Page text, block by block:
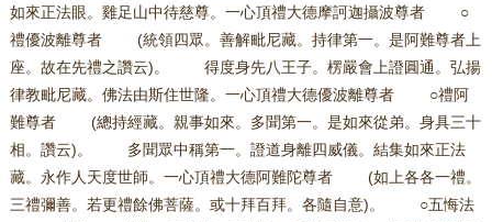
如來正法眼。雞足山中待慈尊。一心頂禮大德摩訶迦攝波尊者 ○
禮優波離尊者 (統領四眾。善解毗尼藏。持律第一。是阿難尊者上
座。故在先禮之讚云)。 得度身先八王子。楞嚴會上證圓通。弘揚
律教毗尼藏。佛法由斯住世隆。一心頂禮大德優波離尊者 ○禮阿
難尊者 (總持經藏。親事如來。多聞第一。是如來從弟。身具三十
相。讚云)。 多聞眾中稱第一。證道身離四威儀。結集如來正法
藏。永作人天度世師。一心頂禮大德阿難陀尊者 (如上各各一禮。
三禮彌善。若更禮餘佛菩薩。或十拜百拜。各隨自意)。 ○五悔法